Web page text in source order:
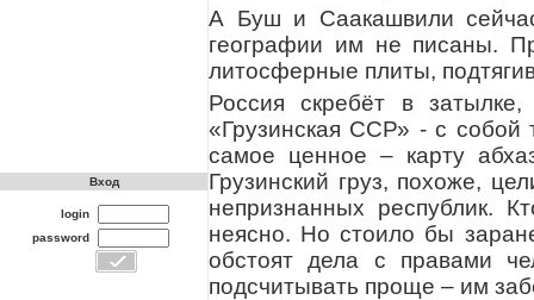
А Буш и Саакашвили
географии им не писаны.
литосферные плиты,
Россия скребёт в
«Грузинская ССР» - с собой
самое ценное – карту
Грузинский груз, похоже,
непризнанных республик.
неясно. Но стоило бы
обстоят дела с правами
подсчитывать проще – им
Вход
login
password